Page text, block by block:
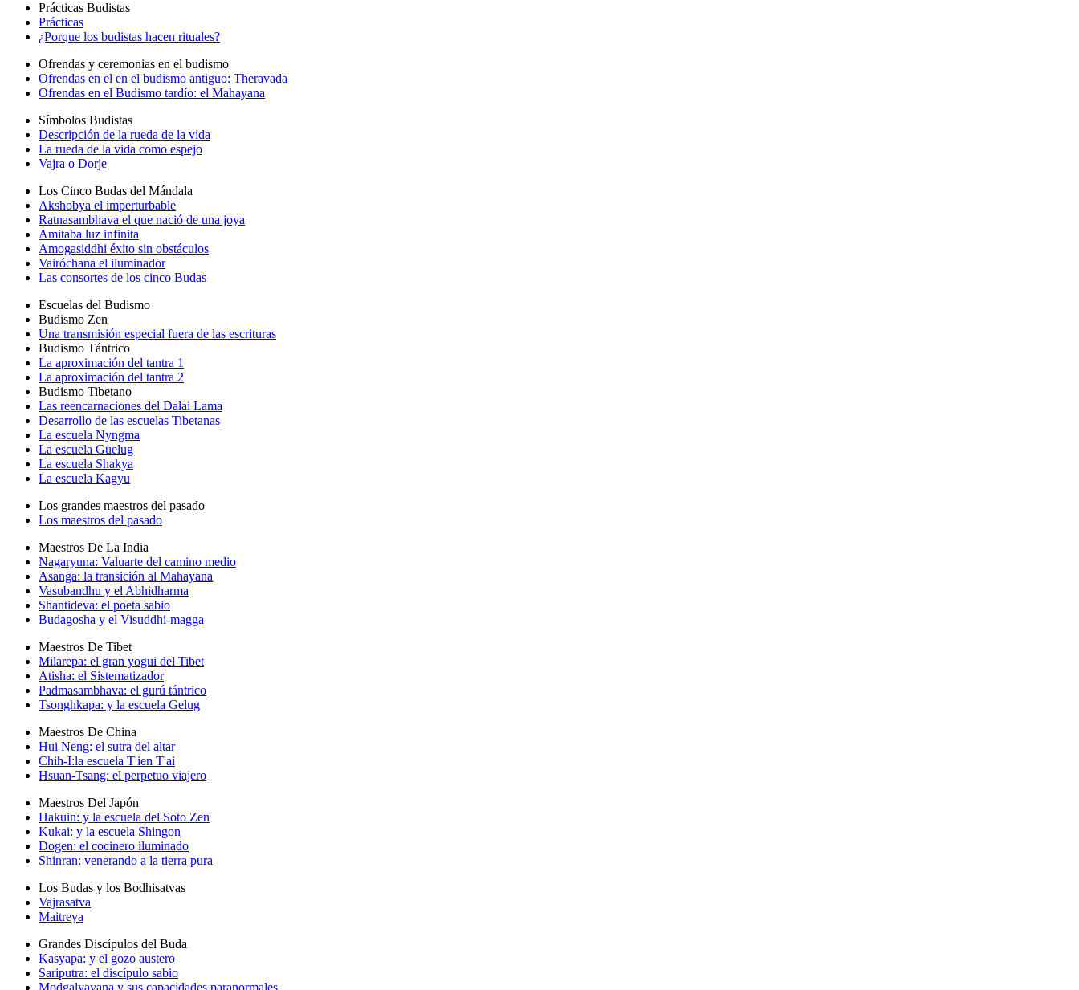
Prácticas Budistas
Prácticas
¿Porque los budistas hacen rituales?
Ofrendas y ceremonias en el budismo
Ofrendas en el en el budismo antiguo: Theravada
Ofrendas en el Budismo tardío: el Mahayana
Símbolos Budistas
Descripción de la rueda de la vida
La rueda de la vida como espejo
Vajra o Dorje
Los Cinco Budas del Mándala
Akshobya el imperturbable
Ratnasambhava el que nació de una joya
Amitaba luz infinita
Amogasiddhi éxito sin obstáculos
Vairóchana el iluminador
Las consortes de los cinco Budas
Escuelas del Budismo
Budismo Zen
Una transmisión especial fuera de las escrituras
Budismo Tántrico
La aproximación del tantra 1
La aproximación del tantra 2
Budismo Tibetano
Las reencarnaciones del Dalai Lama
Desarrollo de las escuelas Tibetanas
La escuela Nyngma
La escuela Guelug
La escuela Shakya
La escuela Kagyu
Los grandes maestros del pasado
Los maestros del pasado
Maestros De La India
Nagaryuna: Valuarte del camino medio
Asanga: la transición al Mahayana
Vasubandhu y el Abhidharma
Shantideva: el poeta sabio
Budagosha y el Visuddhi-magga
Maestros De Tibet
Milarepa: el gran yogui del Tibet
Atisha: el Sistematizador
Padmasambhava: el gurú tántrico
Tsonghkapa: y la escuela Gelug
Maestros De China
Hui Neng: el sutra del altar
Chih-I:la escuela T'ien T'ai
Hsuan-Tsang: el perpetuo viajero
Maestros Del Japón
Hakuin: y la escuela del Soto Zen
Kukai: y la escuela Shingon
Dogen: el cocinero iluminado
Shinran: venerando a la tierra pura
Los Budas y los Bodhisatvas
Vajrasatva
Maitreya
Grandes Discípulos del Buda
Kasyapa: y el gozo austero
Sariputra: el discípulo sabio
Modgalyayana y sus capacidades paranormales